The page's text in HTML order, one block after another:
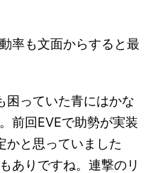
率も文面からすると最
困っていた青にはかな
前回EVEで助勢が実装
かと思っていました
ありですね。連撃のリ